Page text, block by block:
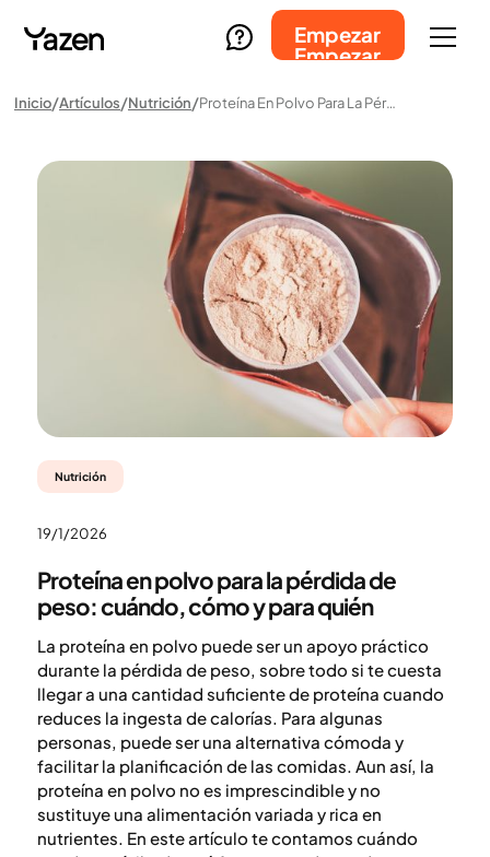
Empezar
Empezar
Inicio Artículos Nutrición Proteína En Polvo Para La Pérdida De Peso: Cuándo, Cómo Y Para Quién
Nutrición
19/1/2026
Proteína en polvo para la pérdida de
peso: cuándo, cómo y para quién
La proteína en polvo puede ser un apoyo práctico
durante la pérdida de peso, sobre todo si te cuesta
llegar a una cantidad suficiente de proteína cuando
reduces la ingesta de calorías. Para algunas
personas, puede ser una alternativa cómoda y
facilitar la planificación de las comidas. Aun así, la
proteína en polvo no es imprescindible y no
sustituye una alimentación variada y rica en
nutrientes. En este artículo te contamos cuándo